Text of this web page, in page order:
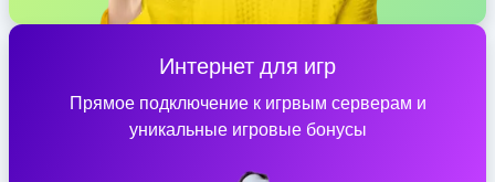
Интернет для игр
Прямое подключение к игрвым серверам и
уникальные игровые бонусы